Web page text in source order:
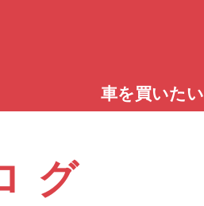
愛知
アップル春日井中央店
0568-56-0001
アップル瀬戸店
オートフレンド
車を買いたい
グ